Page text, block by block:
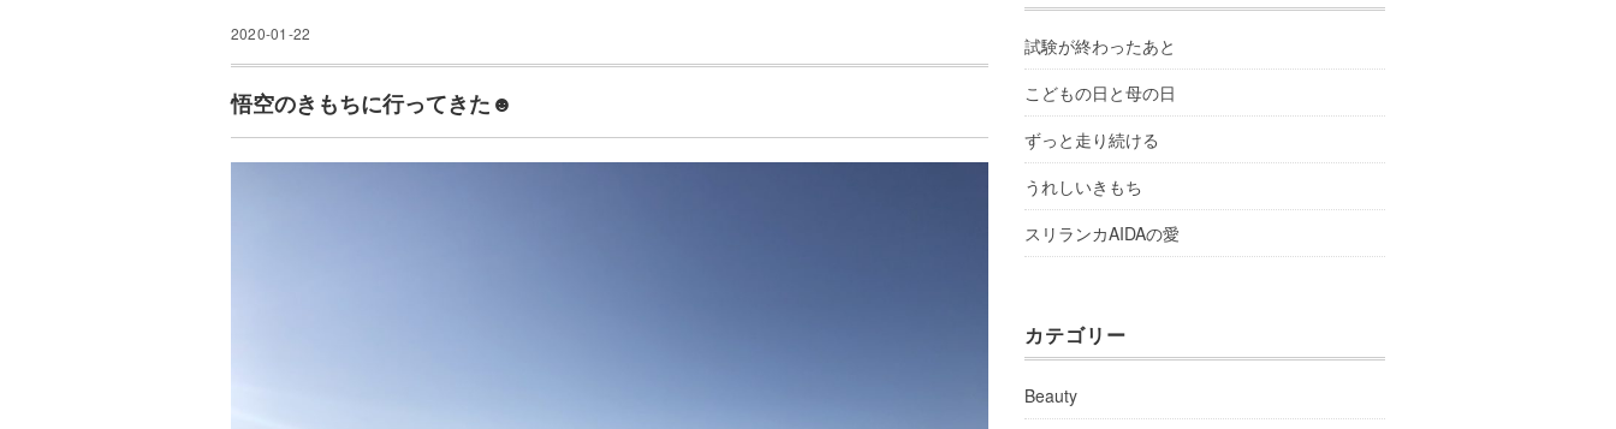
2020-01-22
悟空のきもちに行ってきた☻
試験が終わったあと
こどもの日と母の日
ずっと走り続ける
うれしいきもち
スリランカAIDAの愛
カテゴリー
Beauty